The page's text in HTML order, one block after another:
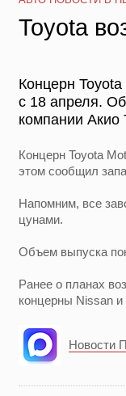
Toyota
Концерн
с 18 апреля.
компании Акио
Концерн Toyota
этом сообщил
Напомним, все
цунами.
Объем выпуска
Ранее о планах
концерны Nissan и
Новости